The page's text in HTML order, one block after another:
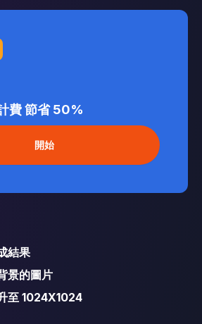
費節省 50%
開始
結果
景的圖片
至 1024X1024